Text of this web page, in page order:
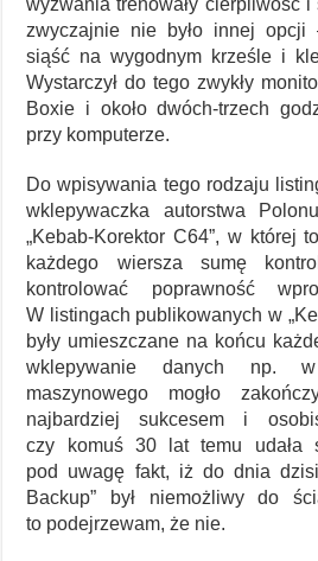
zwyczajnie nie było innej opcji
siąść na wygodnym krześle i
Wystarczył do tego zwykły
Boxie i około dwóch-trzech
przy komputerze.
Do wpisywania tego rodzaju
wklepywaczka autorstwa
„Kebab-Korektor C64”, w której
każdego wiersza sumę
kontrolować poprawność
W listingach publikowanych w
były umieszczane na końcu
wklepywanie danych np.
maszynowego mogło
najbardziej sukcesem i
czy komuś 30 lat temu udała
pod uwagę fakt, iż do dnia
Backup” był niemożliwy do
to podejrzewam, że nie.